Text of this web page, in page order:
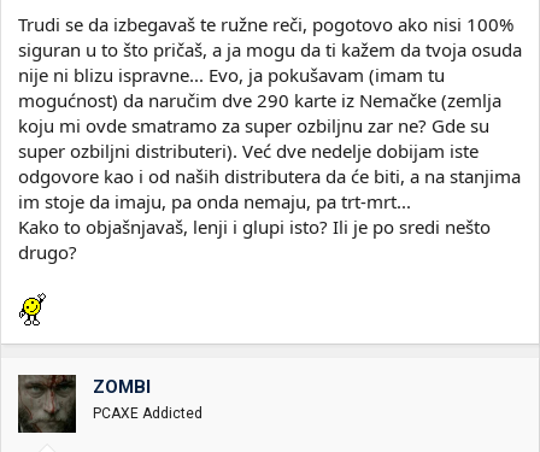
Trudi se da izbegavaš te ružne reči, pogotovo ako nisi 100%
siguran u to što pričaš, a ja mogu da ti kažem da tvoja osuda
nije ni blizu ispravne... Evo, ja pokušavam (imam tu
mogućnost) da naručim dve 290 karte iz Nemačke (zemlja
koju mi ovde smatramo za super ozbiljnu zar ne? Gde su
super ozbiljni distributeri). Već dve nedelje dobijam iste
odgovore kao i od naših distributera da će biti, a na stanjima
im stoje da imaju, pa onda nemaju, pa trt-mrt...
Kako to objašnjavaš, lenji i glupi isto? Ili je po sredi nešto
drugo?
ZOMBI
PCAXE Addicted